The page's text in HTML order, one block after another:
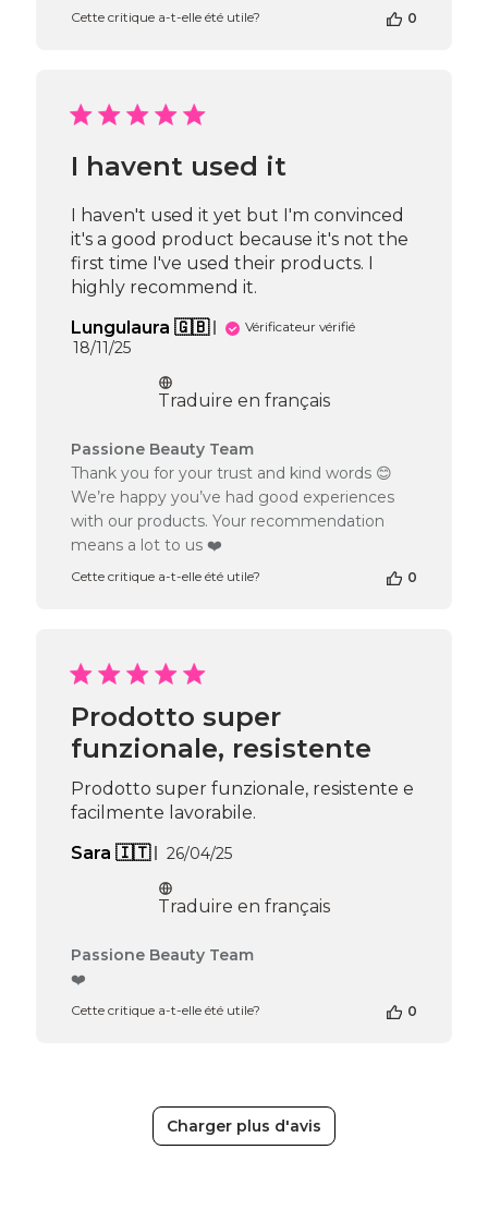
de
Beauty
du
Apr
16
2026
Cette critique a-t-elle été utile? 0
I havent used it
I haven't used it yet but I'm convinced
it's a good product because it's not the
first time I've used their products. I
highly recommend it.
Lungulaura 🇬🇧
Vérificateur vérifié
Date
publication
18/11/25
Traduire en français
Commentaires
du
propriétaire
de
la
sur
Thu
Nov
20
2025
Passione Beauty Team
Thank you for your trust and kind words 😊
We’re happy you’ve had good experiences
with our products. Your recommendation
means a lot to us ❤️
Cette critique a-t-elle été utile? 0
Prodotto super
funzionale, resistente
Prodotto super funzionale, resistente e
facilmente lavorabile.
Sara 🇮🇹
Date
publication
26/04/25
Traduire en français
Commentaires
de
de
Passione Beauty Team
❤️
Cette critique a-t-elle été utile? 0
Charger plus d'avis